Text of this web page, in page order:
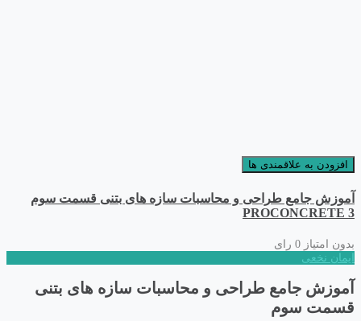
افزودن به علاقمندی ها
آموزش جامع طراحی و محاسبات سازه های بتنی قسمت سوم
PROCONCRETE 3
بدون امتیاز 0 رای
ایمان نخعی
آموزش جامع طراحی و محاسبات سازه های بتنی
قسمت سوم